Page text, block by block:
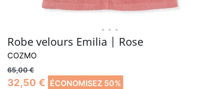
• • •
Robe velours Emilia | Rose
COZMO
65,00 €
32,50 € ÉCONOMISEZ 50%